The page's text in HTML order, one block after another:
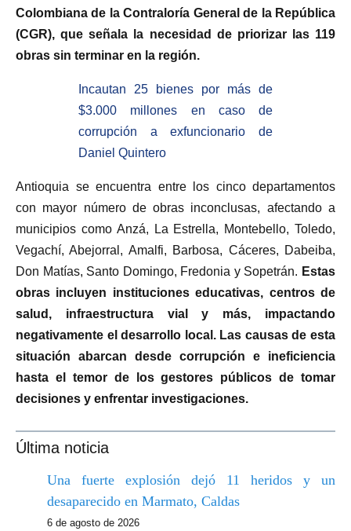
Colombiana de la Contraloría General de la República
(CGR), que señala la necesidad de priorizar las 119
obras sin terminar en la región.
Incautan 25 bienes por más de
$3.000 millones en caso de
corrupción a exfuncionario de
Daniel Quintero
Antioquia se encuentra entre los cinco departamentos
con mayor número de obras inconclusas, afectando a
municipios como Anzá, La Estrella, Montebello, Toledo,
Vegachí, Abejorral, Amalfi, Barbosa, Cáceres, Dabeiba,
Don Matías, Santo Domingo, Fredonia y Sopetrán. Estas
obras incluyen instituciones educativas, centros de
salud, infraestructura vial y más, impactando
negativamente el desarrollo local. Las causas de esta
situación abarcan desde corrupción e ineficiencia
hasta el temor de los gestores públicos de tomar
decisiones y enfrentar investigaciones.
Última noticia
Una fuerte explosión dejó 11 heridos y un
desaparecido en Marmato, Caldas
6 de agosto de 2026